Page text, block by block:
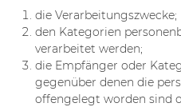
die Verarbeitungszwecke;
den Kategorien
verarbeitet werden;
die Empfänger oder
gegenüber denen die
offengelegt worden sind